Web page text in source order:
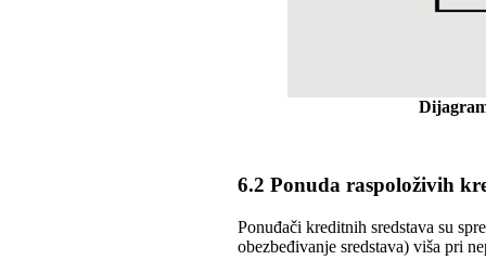
6.2 Ponuda raspoloživih
Ponuđači kreditnih sredstava su
obezbeđivanje sredstava) viša pri